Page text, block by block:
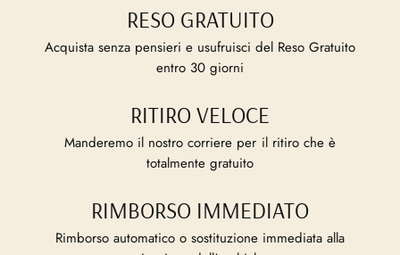
RESO GRATUITO
Acquista senza pensieri e usufruisci del Reso Gratuito
entro 30 giorni
RITIRO VELOCE
Manderemo il nostro corriere per il ritiro che è
totalmente gratuito
RIMBORSO IMMEDIATO
Rimborso automatico o sostituzione immediata alla